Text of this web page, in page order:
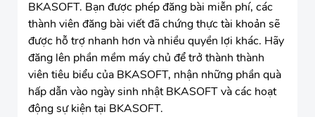
BKASOFT. Bạn được phép đăng bài miễn phí, các
thành viên đăng bài viết đã chứng thực tài khoản sẽ
được hỗ trợ nhanh hơn và nhiều quyền lợi khác. Hãy
đăng lên phần mềm máy chủ để trở thành thành
viên tiêu biểu của BKASOFT, nhận những phần quà
hấp dẫn vào ngày sinh nhật BKASOFT và các hoạt
động sự kiện tại BKASOFT.